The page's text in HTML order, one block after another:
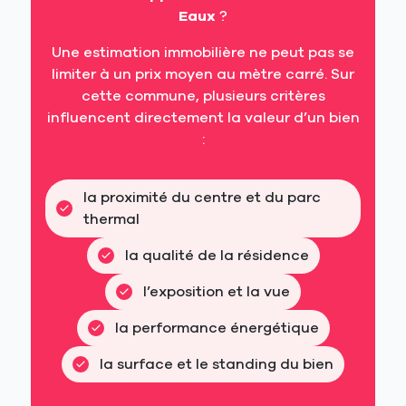
Eaux ?
Une estimation immobilière ne peut pas se
limiter à un prix moyen au mètre carré. Sur
cette commune, plusieurs critères
influencent directement la valeur d’un bien
:
la proximité du centre et du parc
thermal
la qualité de la résidence
l’exposition et la vue
la performance énergétique
la surface et le standing du bien